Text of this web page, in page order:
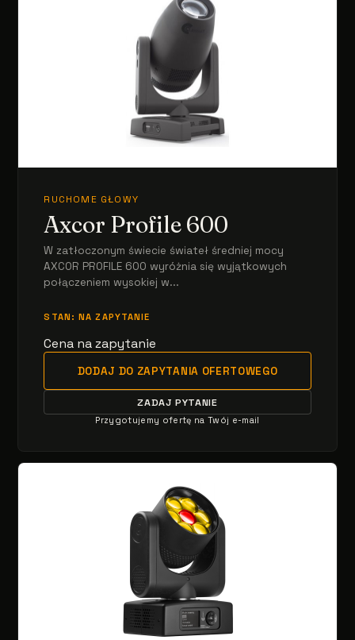
RUCHOME GŁOWY
Axcor Profile 600
W zatłoczonym świecie świateł średniej mocy
AXCOR PROFILE 600 wyróżnia się wyjątkowych
połączeniem wysokiej w...
STAN: NA ZAPYTANIE
Cena na zapytanie
DODAJ DO ZAPYTANIA OFERTOWEGO
ZADAJ PYTANIE
Przygotujemy ofertę na Twój e-mail